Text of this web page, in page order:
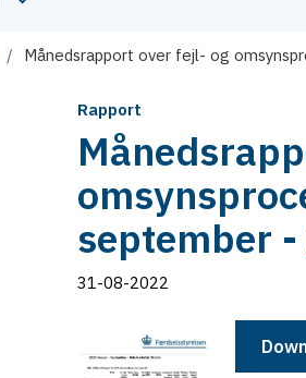
Månedsrapport over fejl- og
Rapport
september
31-08-2022